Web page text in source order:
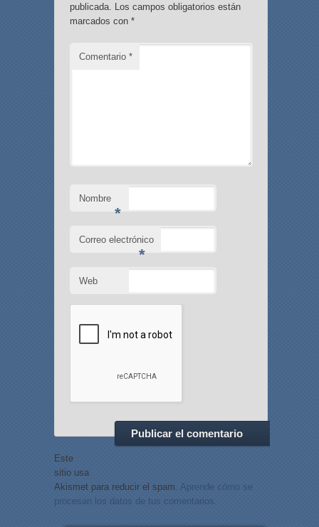
publicada. Los campos obligatorios están
marcados con *
Comentario *
Nombre
*
Correo electrónico
*
Web
Este
sitio usa
Akismet para reducir el spam. Aprende cómo se
procesan los datos de tus comentarios.